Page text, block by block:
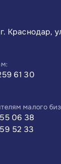
Краснодар,
61 30
малого
06 38
52 33